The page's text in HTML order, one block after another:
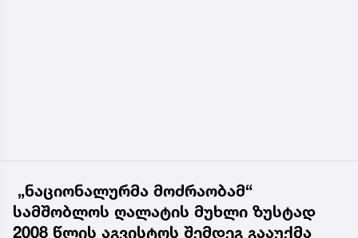
„ნაციონალურმა მოძრაობამ“
სამშობლოს ღალატის მუხლი ზუსტად
2008 წლის აგვისტოს შემდეგ გააუქმა